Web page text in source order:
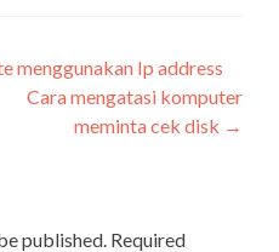
menggunakan Ip address
Cara mengatasi komputer
meminta cek disk →
published. Required